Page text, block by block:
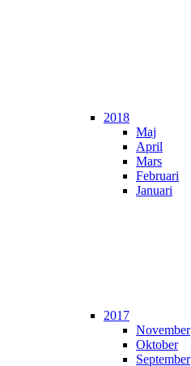
2018
Maj
April
Mars
Februari
Januari
2017
November
Oktober
September